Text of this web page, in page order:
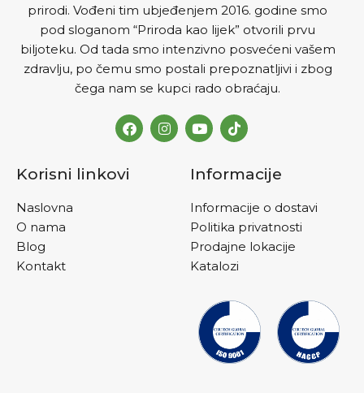
prirodi. Vođeni tim ubjeđenjem 2016. godine smo
pod sloganom “Priroda kao lijek” otvorili prvu
biljoteku. Od tada smo intenzivno posvećeni vašem
zdravlju, po čemu smo postali prepoznatljivi i zbog
čega nam se kupci rado obraćaju.
Korisni linkovi
Naslovna
O nama
Blog
Kontakt
Informacije
Informacije o dostavi
Politika privatnosti
Prodajne lokacije
Katalozi